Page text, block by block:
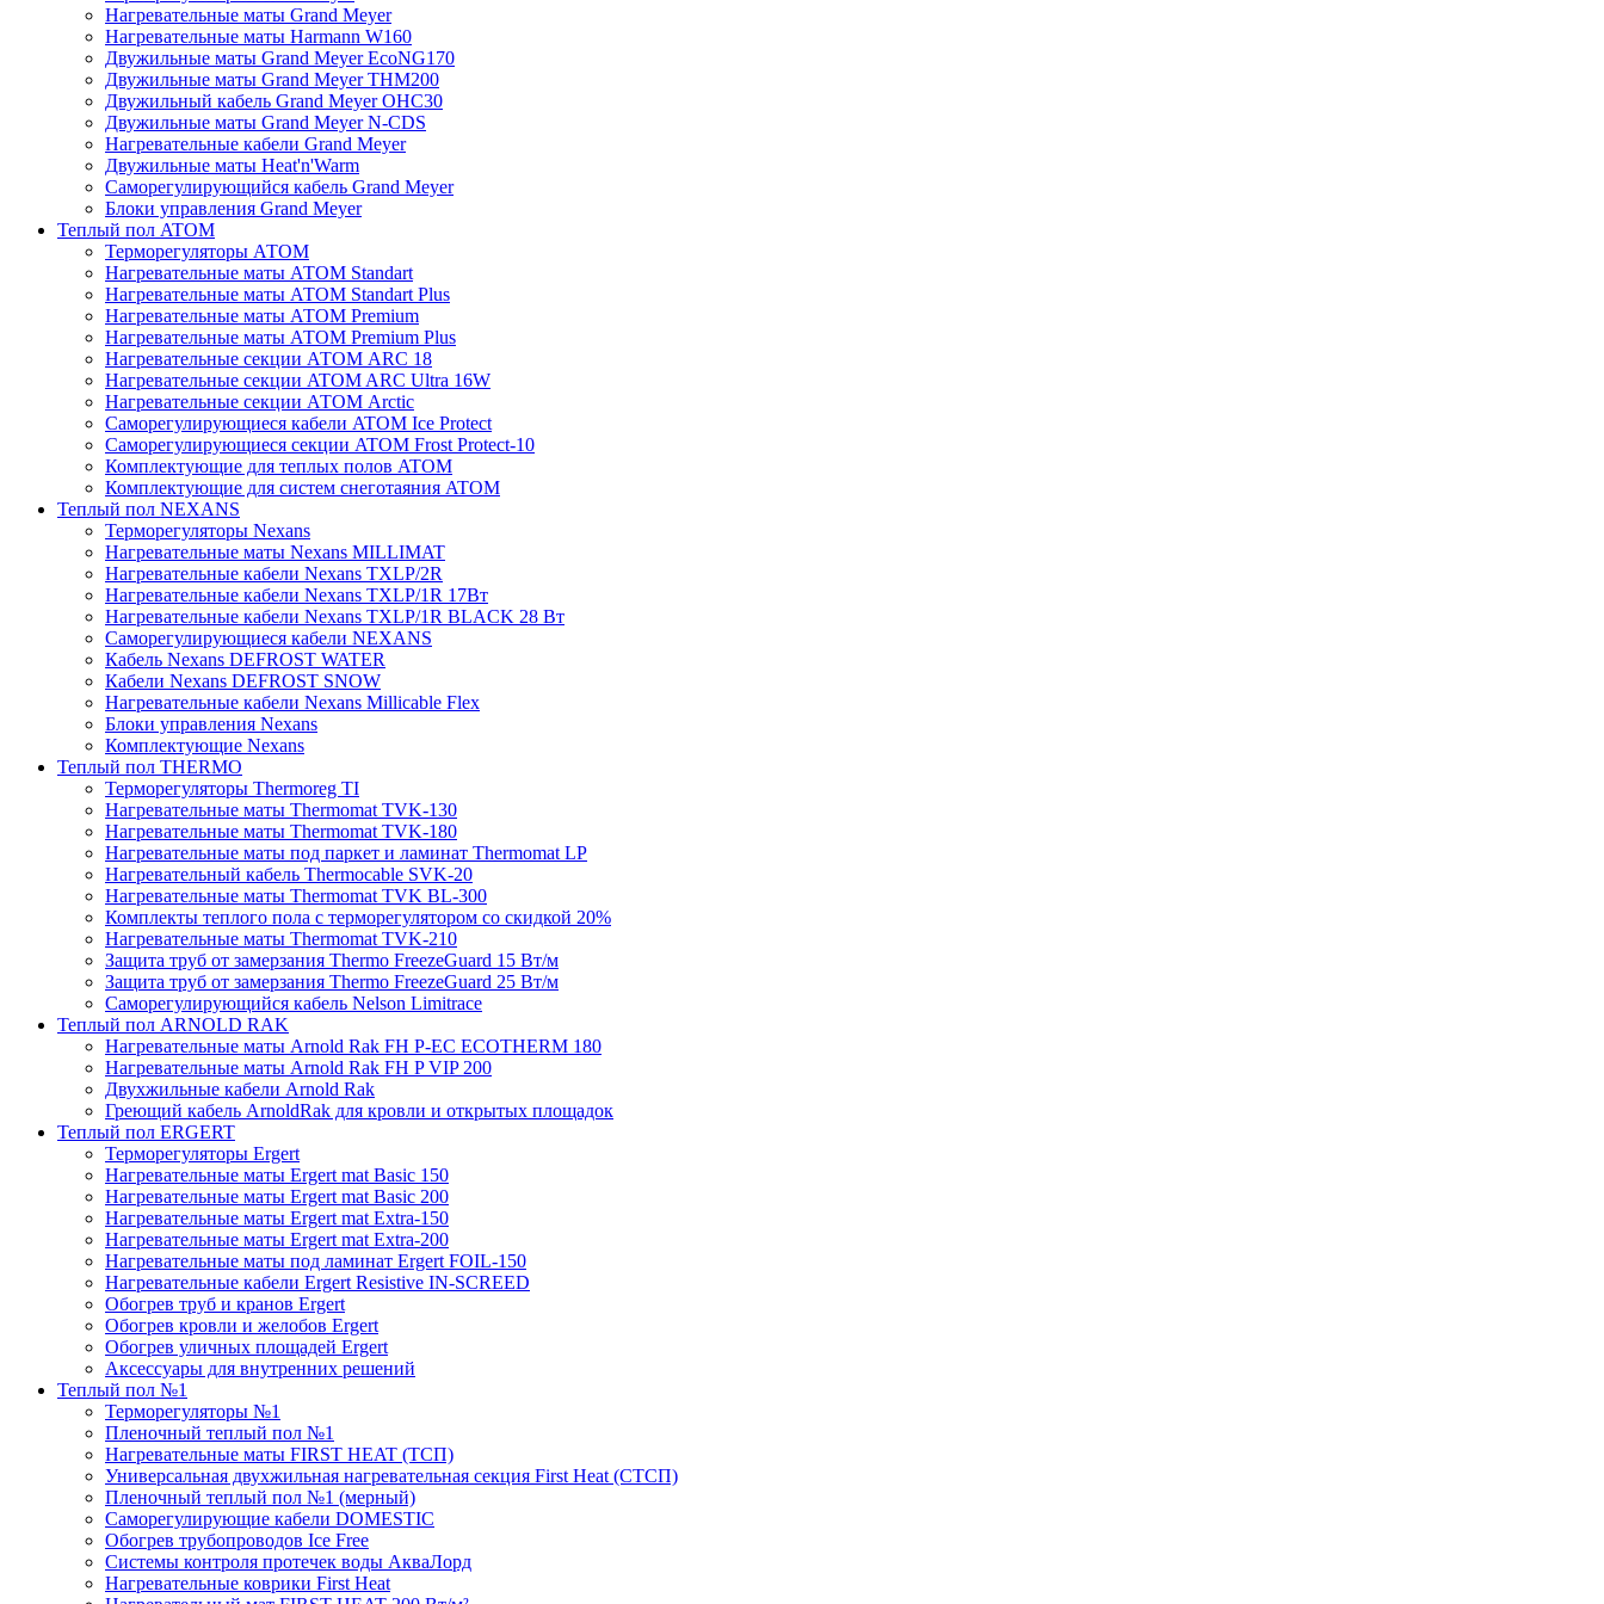
Нагревательные маты Grand Meyer
Нагревательные маты Harmann W160
Двужильные маты Grand Meyer EcoNG170
Двужильные маты Grand Meyer THM200
Двужильный кабель Grand Meyer OHC30
Двужильные маты Grand Meyer N-CDS
Нагревательные кабели Grand Meyer
Двужильные маты Heat'n'Warm
Саморегулирующийся кабель Grand Meyer
Блоки управления Grand Meyer
Теплый пол ATOM
Терморегуляторы АТОМ
Нагревательные маты АТОМ Standart
Нагревательные маты АТОМ Standart Plus
Нагревательные маты АТОМ Premium
Нагревательные маты АТОМ Premium Plus
Нагревательные секции АТОМ ARC 18
Нагревательные секции ATOM ARC Ultra 16W
Нагревательные секции АТОМ Arctic
Саморегулирующиеся кабели ATOM Ice Protect
Саморегулирующиеся секции ATOM Frost Protect-10
Комплектующие для теплых полов ATOM
Комплектующие для систем снеготаяния ATOM
Теплый пол NEXANS
Терморегуляторы Nexans
Нагревательные маты Nexans MILLIMAT
Нагревательные кабели Nexans TXLP/2R
Нагревательные кабели Nexans TXLP/1R 17Вт
Нагревательные кабели Nexans TXLP/1R BLACK 28 Вт
Саморегулирующиеся кабели NEXANS
Кабель Nexans DEFROST WATER
Кабели Nexans DEFROST SNOW
Нагревательные кабели Nexans Millicable Flex
Блоки управления Nexans
Комплектующие Nexans
Теплый пол THERMO
Терморегуляторы Thermoreg TI
Нагревательные маты Thermomat TVK-130
Нагревательные маты Thermomat TVK-180
Нагревательные маты под паркет и ламинат Thermomat LP
Нагревательный кабель Thermocable SVK-20
Нагревательные маты Thermomat TVK BL-300
Комплекты теплого пола с терморегулятором со скидкой 20%
Нагревательные маты Thermomat TVK-210
Защита труб от замерзания Thermo FreezeGuard 15 Вт/м
Защита труб от замерзания Thermo FreezeGuard 25 Вт/м
Саморегулирующийся кабель Nelson Limitrace
Теплый пол ARNOLD RAK
Нагревательные маты Arnold Rak FH P-EC ECOTHERM 180
Нагревательные маты Arnold Rak FH P VIP 200
Двухжильные кабели Arnold Rak
Греющий кабель ArnoldRak для кровли и открытых площадок
Теплый пол ERGERT
Терморегуляторы Ergert
Нагревательные маты Ergert mat Basic 150
Нагревательные маты Ergert mat Basic 200
Нагревательные маты Ergert mat Extra-150
Нагревательные маты Ergert mat Extra-200
Нагревательные маты под ламинат Ergert FOIL-150
Нагревательные кабели Ergert Resistive IN-SCREED
Обогрев труб и кранов Ergert
Обогрев кровли и желобов Ergert
Обогрев уличных площадей Ergert
Аксессуары для внутренних решений
Теплый пол №1
Терморегуляторы №1
Пленочный теплый пол №1
Нагревательные маты FIRST HEAT (ТСП)
Универсальная двухжильная нагревательная секция First Heat (СТСП)
Пленочный теплый пол №1 (мерный)
Саморегулирующие кабели DOMESTIC
Обогрев трубопроводов Ice Free
Системы контроля протечек воды АкваЛорд
Нагревательные коврики First Heat